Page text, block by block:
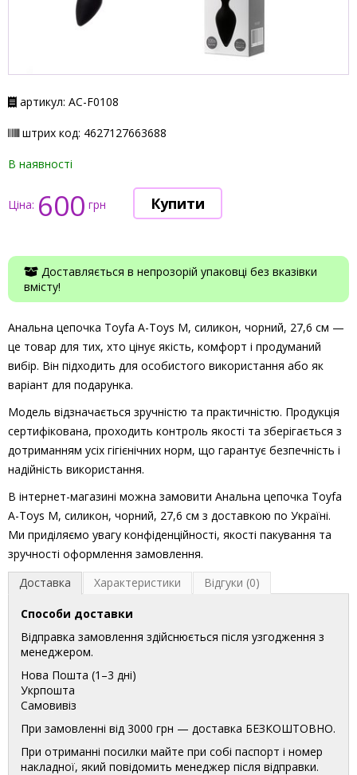
артикул: АС-F0108
штрих код: 4627127663688
В наявності
Ціна: 600 грн
Доставляється в непрозорій упаковці без вказівки
вмісту!
Анальна цепочка Toyfa A-Toys М, силикон, чорний, 27,6 см —
це товар для тих, хто цінує якість, комфорт і продуманий
вибір. Він підходить для особистого використання або як
варіант для подарунка.
Модель відзначається зручністю та практичністю. Продукція
сертифікована, проходить контроль якості та зберігається з
дотриманням усіх гігієнічних норм, що гарантує безпечність і
надійність використання.
В інтернет-магазині можна замовити Анальна цепочка Toyfa
A-Toys М, силикон, чорний, 27,6 см з доставкою по Україні.
Ми приділяємо увагу конфіденційності, якості пакування та
зручності оформлення замовлення.
Доставка
Характеристики Відгуки (0)
Способи доставки
Відправка замовлення здійснюється після узгодження з
менеджером.
Нова Пошта (1–3 дні)
Укрпошта
Самовивіз
При замовленні від 3000 грн — доставка БЕЗКОШТОВНО.
При отриманні посилки майте при собі паспорт і номер
накладної, який повідомить менеджер після відправки.